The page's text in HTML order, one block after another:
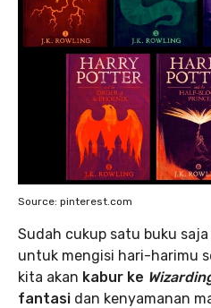
Source: pinterest.com
Sudah cukup satu buku
untuk mengisi hari-harimu
kita akan kabur ke
fantasi dan kenyamanan